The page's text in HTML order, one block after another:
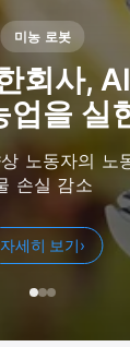
미농 로봇
회사,
업을 실
노동자의 노
손실 감소
자세히 보기›
자세히 보기›
자세히 보기›